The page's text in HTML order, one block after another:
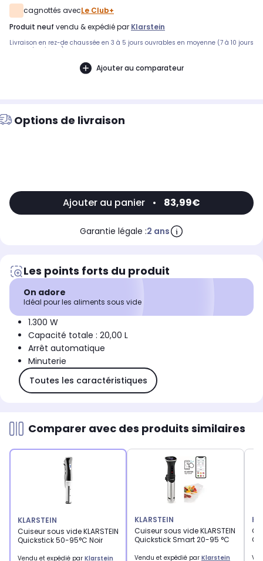
cagnottés avecLe Club+
produit neuf vendu & expédié par Klarstein
Livraison en rez-de chaussée en 3 à 5 jours ouvrables en moyenne (7 à 10 jours
pour volumineux)
Ajouter au comparateur
Options de livraison
Ajouter au panier • 83,99€
Garantie légale :2 ans
Les points forts du produit
On adore
Idéal pour les aliments sous vide
1.300 W
Capacité totale : 20,00 L
Arrêt automatique
Minuterie
Toutes les caractéristiques
Comparer avec des produits similaires
KLARSTEIN
Cuiseur sous vide KLARSTEIN
Quickstick 50-95°C Noir
Vendu et expédié par Klarstein
KLARSTEIN
Cuiseur sous vide KLARSTEIN
Quickstick Smart 20-95 °C
Vendu et expédié par Klarstein